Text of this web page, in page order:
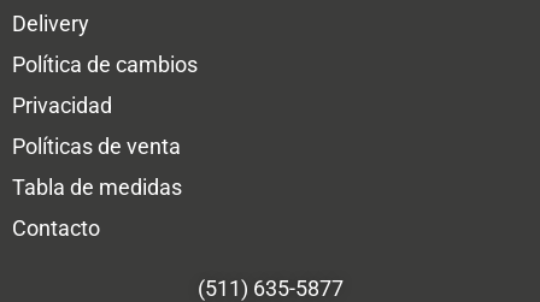
Delivery
Política de cambios
Privacidad
Políticas de venta
Tabla de medidas
Contacto
(511) 635-5877